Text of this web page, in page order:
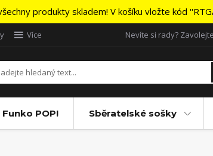
produkty skladem! V košíku vložte kód
Více Nevíte si rady?
Funko POP! Sběratelské sošky